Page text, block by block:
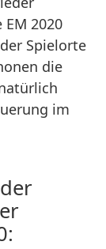
2020
Spielorte
die
im